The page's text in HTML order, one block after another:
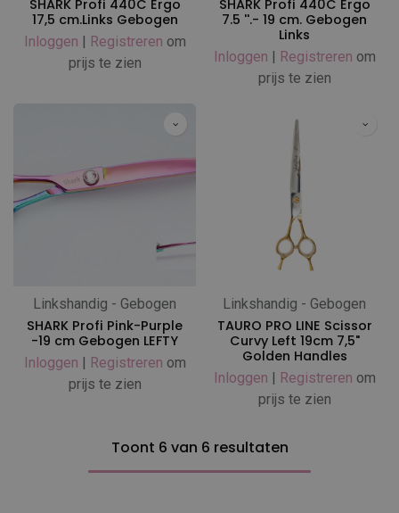
SHARK Profi 440C Ergo
17,5 cm.Links Gebogen
Inloggen | Registreren om
prijs te zien
SHARK Profi 440C Ergo
7.5 ''.- 19 cm. Gebogen
Links
Inloggen | Registreren om
prijs te zien
Linkshandig - Gebogen
SHARK Profi Pink-Purple
-19 cm Gebogen LEFTY
Inloggen | Registreren om
prijs te zien
Linkshandig - Gebogen
TAURO PRO LINE Scissor
Curvy Left 19cm 7,5"
Golden Handles
Inloggen | Registreren om
prijs te zien
Toont 6 van 6 resultaten